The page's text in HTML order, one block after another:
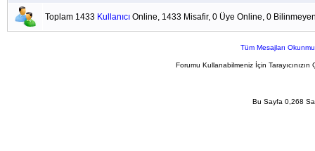
Toplam 1433 Kullanıcı Online, 1433 Misafir, 0 Üye Online, 0
Tüm Mesajları
Forumu Kullanabilmeniz İçin
Bu Sayfa 0,268